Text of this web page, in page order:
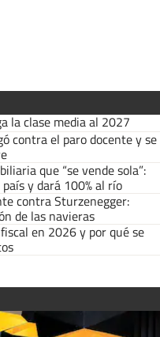
la clase media al 2027
contra el paro docente y se
que “se vende sola”:
y dará 100% al río
contra Sturzenegger:
de las navieras
en 2026 y por qué se